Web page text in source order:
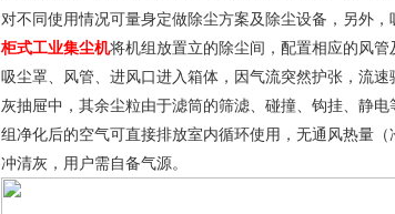
对不同使用情况可量身定做除尘方案及除尘设备，另外，
柜式工业集尘机将机组放置立的除尘间，配置相应的风
吸尘罩、风管、进风口进入箱体，因气流突然护张，流
灰抽屉中，其余尘粒由于滤筒的筛滤、碰撞、钩挂、静
组净化后的空气可直接排放室内循环使用，无通风热量
冲清灰，用户需自备气源。